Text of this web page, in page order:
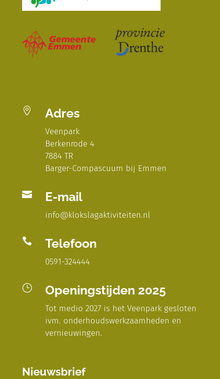
 Adres
Veenpark
Berkenrode 4
7884 TR
Barger-Compascuum bij Emmen
 E-mail
info@klokslagaktiviteiten.nl
 Telefoon
0591-324444
} Openingstijden 2025
Tot medio 2027 is het Veenpark gesloten
ivm. onderhoudswerkzaamheden en
vernieuwingen.
Nieuwsbrief